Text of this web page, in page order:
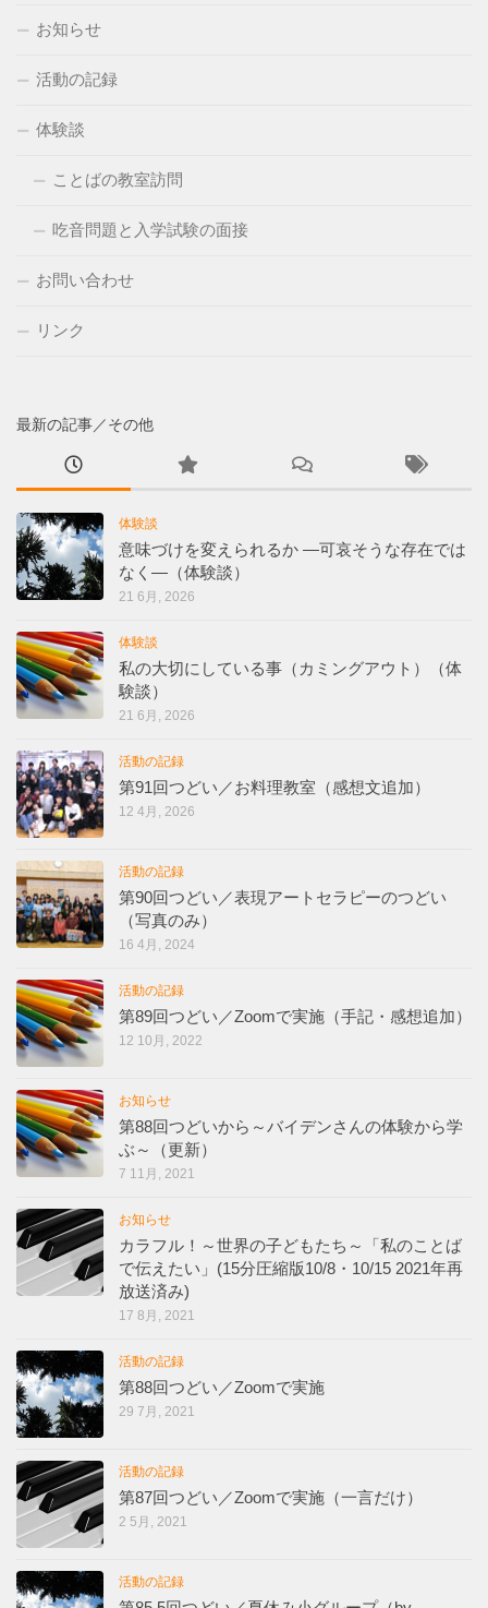
お知らせ
活動の記録
体験談
ことばの教室訪問
吃音問題と入学試験の面接
お問い合わせ
リンク
最新の記事／その他
体験談
意味づけを変えられるか ―可哀そうな存在では
なく―（体験談）
21 6月, 2026
体験談
私の大切にしている事（カミングアウト）（体
験談）
21 6月, 2026
活動の記録
第91回つどい／お料理教室（感想文追加）
12 4月, 2026
活動の記録
第90回つどい／表現アートセラピーのつどい
（写真のみ）
16 4月, 2024
活動の記録
第89回つどい／Zoomで実施（手記・感想追加）
12 10月, 2022
お知らせ
第88回つどいから～バイデンさんの体験から学
ぶ～（更新）
7 11月, 2021
お知らせ
カラフル！～世界の子どもたち～「私のことば
で伝えたい」(15分圧縮版10/8・10/15 2021年再
放送済み)
17 8月, 2021
活動の記録
第88回つどい／Zoomで実施
29 7月, 2021
活動の記録
第87回つどい／Zoomで実施（一言だけ）
2 5月, 2021
活動の記録